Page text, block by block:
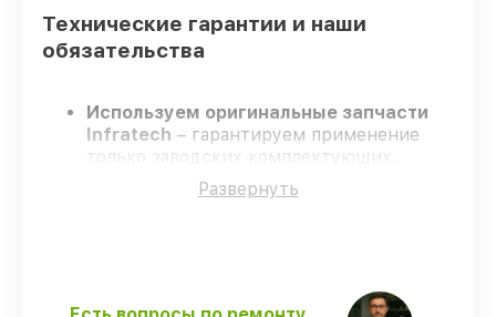
Технические гарантии и наши
обязательства
Используем оригинальные запчасти
Infratech – гарантируем применение
только заводских комплектующих.
Сертифицированные специалисты
проходят постоянное обучение, что
оптического прицела Infratech IT-204C
без задержек.
Развернуть